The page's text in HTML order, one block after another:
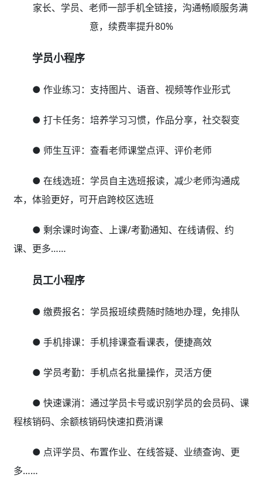
家长、学员、老师一部手机全链接，沟通畅顺服务满
意，续费率提升80%
学员小程序
● 作业练习：支持图片、语音、视频等作业形式
● 打卡任务：培养学习习惯，作品分享，社交裂变
● 师生互评：查看老师课堂点评、评价老师
● 在线选班：学员自主选班报读，减少老师沟通成
本，体验更好，可开启跨校区选班
● 剩余课时询查、上课/考勤通知、在线请假、约
课、更多……
员工小程序
● 缴费报名：学员报班续费随时随地办理，免排队
● 手机排课：手机排课查看课表，便捷高效
● 学员考勤：手机点名批量操作，灵活方便
● 快速课消：通过学员卡号或识别学员的会员码、课
程核销码、余额核销码快速扣费消课
● 点评学员、布置作业、在线答疑、业绩查询、更
多……